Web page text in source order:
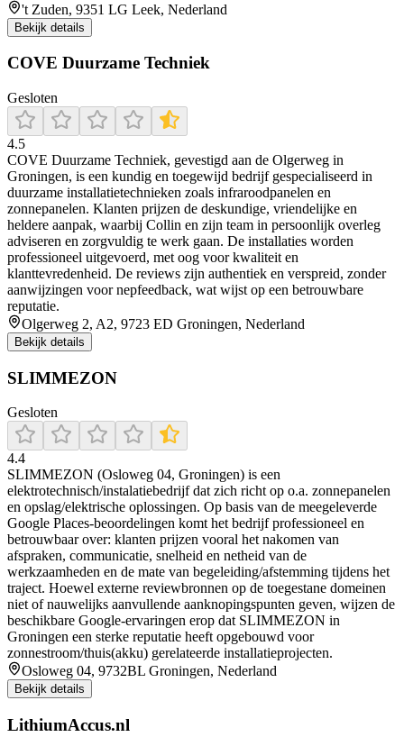
't Zuden, 9351 LG Leek, Nederland
Bekijk details
COVE Duurzame Techniek
Gesloten
4.5
COVE Duurzame Techniek, gevestigd aan de Olgerweg in
Groningen, is een kundig en toegewijd bedrijf gespecialiseerd in
duurzame installatietechnieken zoals infraroodpanelen en
zonnepanelen. Klanten prijzen de deskundige, vriendelijke en
heldere aanpak, waarbij Collin en zijn team in persoonlijk overleg
adviseren en zorgvuldig te werk gaan. De installaties worden
professioneel uitgevoerd, met oog voor kwaliteit en
klanttevredenheid. De reviews zijn authentiek en verspreid, zonder
aanwijzingen voor nepfeedback, wat wijst op een betrouwbare
reputatie.
Olgerweg 2, A2, 9723 ED Groningen, Nederland
Bekijk details
SLIMMEZON
Gesloten
4.4
SLIMMEZON (Osloweg 04, Groningen) is een
elektrotechnisch/instalatiebedrijf dat zich richt op o.a. zonnepanelen
en opslag/elektrische oplossingen. Op basis van de meegeleverde
Google Places-beoordelingen komt het bedrijf professioneel en
betrouwbaar over: klanten prijzen vooral het nakomen van
afspraken, communicatie, snelheid en netheid van de
werkzaamheden en de mate van begeleiding/afstemming tijdens het
traject. Hoewel externe reviewbronnen op de toegestane domeinen
niet of nauwelijks aanvullende aanknopingspunten geven, wijzen de
beschikbare Google-ervaringen erop dat SLIMMEZON in
Groningen een sterke reputatie heeft opgebouwd voor
zonnestroom/thuis(akku) gerelateerde installatieprojecten.
Osloweg 04, 9732BL Groningen, Nederland
Bekijk details
LithiumAccus.nl